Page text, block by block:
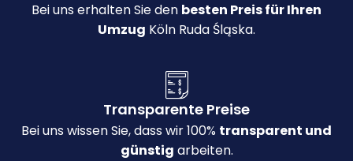
Bei uns erhalten Sie den besten Preis für Ihren
Umzug Köln Ruda Śląska.
Transparente Preise
Bei uns wissen Sie, dass wir 100% transparent und
günstig arbeiten.